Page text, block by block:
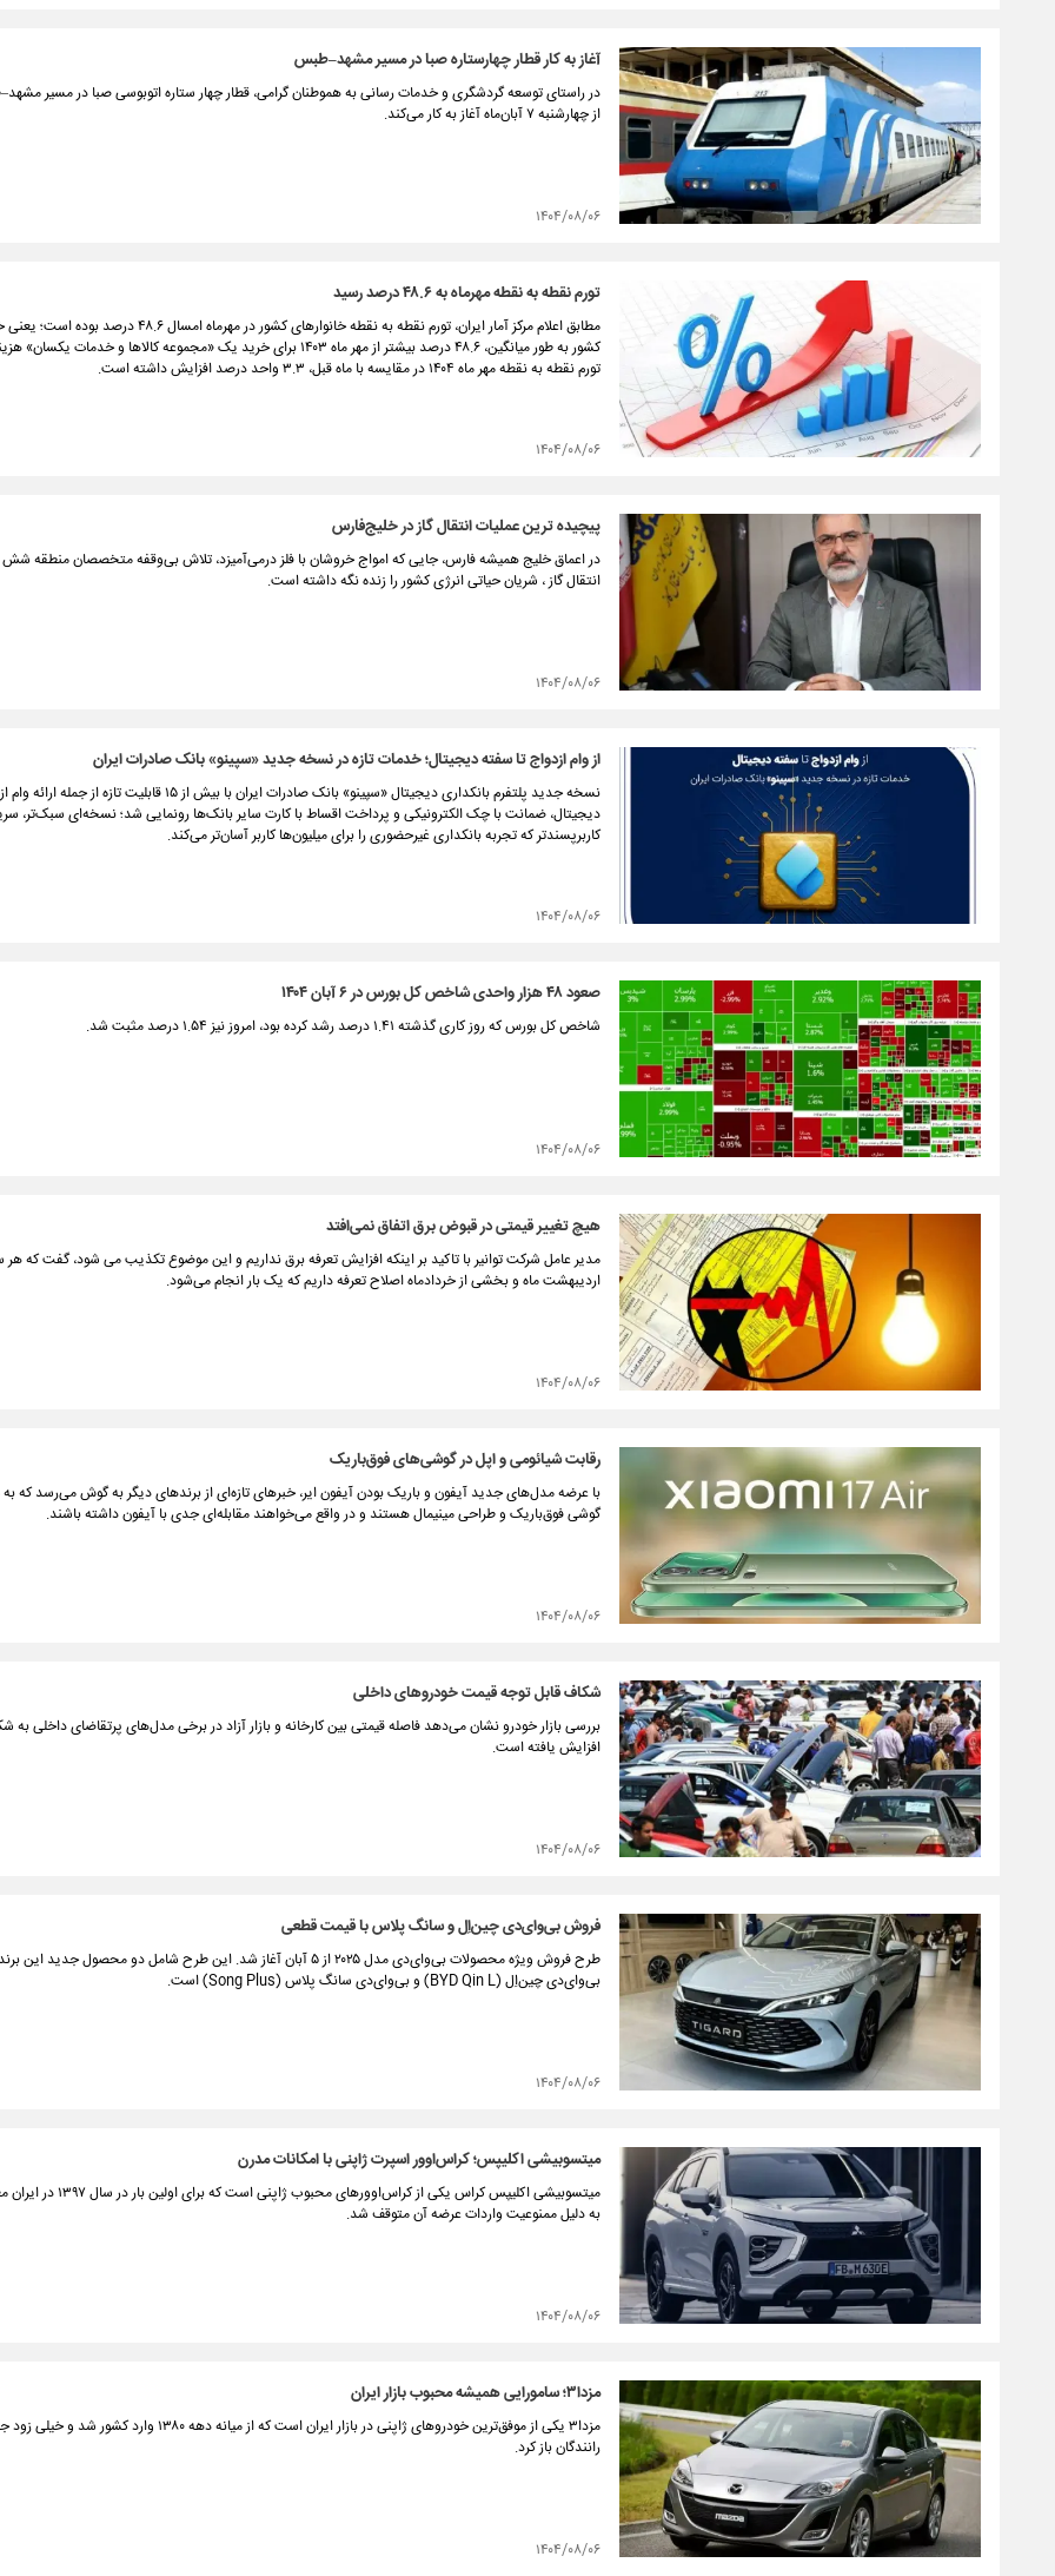
آغاز به کار قطار چهارستاره صبا در مسیر مشهد–طبس
در راستای توسعه گردشگری و خدمات رسانی به هموطنان گرامی، قطار چهار ستاره اتوبوسی صبا در مسیر
از چهارشنبه ۷ آبان‌ماه آغاز به کار می‌کند.
۱۴۰۴/۰۸/۰۶
تورم نقطه به نقطه مهرماه به ۴۸.۶ درصد رسید
مطابق اعلام مرکز آمار ایران، تورم نقطه به نقطه خانوارهای کشور در مهرماه امسال
کشور به طور میانگین، ۴۸.۶ درصد بیشتر از مهر ماه ۱۴۰۳ برای خرید یک «مجموعه کالاها و خدمات
تورم نقطه به نقطه مهر ماه ۱۴۰۴ در مقایسه با ماه قبل، ۳.۳ واحد درصد افزایش داشته است.
۱۴۰۴/۰۸/۰۶
پیچیده ترین عملیات انتقال گاز در خلیج‌فارس
در اعماق خلیج همیشه فارس، جایی که امواج خروشان با فلز درمی‌آمیزد، تلاش بی‌وقفه متخصصان منطقه شش
انتقال گاز ، شریان حیاتی انرژی کشور را زنده نگه داشته است.
۱۴۰۴/۰۸/۰۶
از وام ازدواج تا سفته دیجیتال؛ خدمات تازه در نسخه جدید «سپینو» بانک صادرات ایران
نسخه جدید پلتفرم بانکداری دیجیتال «سپینو» بانک صادرات ایران با بیش از ۱۵
دیجیتال، ضمانت با چک الکترونیکی و پرداخت اقساط با کارت سایر بانک‌ها رونمایی شد؛ نسخه‌ای سبک‌تر،
کاربرپسندتر که تجربه بانکداری غیرحضوری را برای میلیون‌ها کاربر آسان‌تر می‌کند.
۱۴۰۴/۰۸/۰۶
صعود ۴۸ هزار واحدی شاخص کل بورس در ۶ آبان ۱۴۰۴
شاخص کل بورس که روز کاری گذشته ۱.۴۱ درصد رشد کرده بود، امروز نیز ۱.۵۴ درصد مثبت شد.
۱۴۰۴/۰۸/۰۶
هیچ تغییر قیمتی در قبوض برق اتفاق نمی‌افتد
مدیر عامل شرکت توانیر با تاکید بر اینکه افزایش تعرفه برق نداریم و این موضوع تکذیب می شود، گفت که هر
اردیبهشت ماه و بخشی از خردادماه اصلاح تعرفه داریم که یک بار انجام می‌شود.
۱۴۰۴/۰۸/۰۶
رقابت شیائومی و اپل در گوشی‌های فوق‌باریک
با عرضه مدل‌های جدید آیفون و باریک بودن آیفون ایر، خبرهای تازه‌ای از برندهای دیگر به گوش می‌رسد که به
گوشی فوق‌باریک و طراحی مینیمال هستند و در واقع می‌خواهند مقابله‌ای جدی با آیفون داشته باشند.
۱۴۰۴/۰۸/۰۶
شکاف قابل توجه قیمت خودروهای داخلی
بررسی بازار خودرو نشان می‌دهد فاصله قیمتی بین کارخانه و بازار آزاد در برخی مدل‌های پرتقاضای داخلی
افزایش یافته است.
۱۴۰۴/۰۸/۰۶
فروش بی‌وای‌دی چین‌اِل و سانگ پلاس با قیمت قطعی
طرح فروش ویژه محصولات بی‌وای‌دی مدل ۲۰۲۵ از ۵ آبان آغاز شد. این طرح شامل دو محصول جدید
بی‌وای‌دی چین‌اِل (BYD Qin L) و بی‌وای‌دی سانگ پلاس (Song Plus) است.
۱۴۰۴/۰۸/۰۶
میتسوبیشی اکلیپس؛ کراس‌اوور اسپرت ژاپنی با امکانات مدرن
میتسوبیشی اکلیپس کراس یکی از کراس‌اوورهای
به دلیل ممنوعیت واردات عرضه آن متوقف شد.
۱۴۰۴/۰۸/۰۶
مزدا۳؛ سامورایی همیشه محبوب بازار ایران
مزدا۳ یکی از موفق‌ترین خودروهای ژاپنی در بازار ایران است که از میانه دهه
رانندگان باز کرد.
۱۴۰۴/۰۸/۰۶